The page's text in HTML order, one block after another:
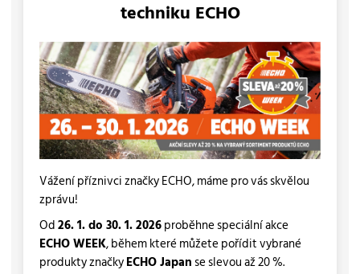
techniku ECHO
Vážení příznivci značky ECHO, máme pro vás skvělou
zprávu!
Od26. 1. do 30. 1. 2026proběhne speciální akce
ECHO WEEK, během které můžete pořídit vybrané
produkty značkyECHO Japan se slevou až 20 %.